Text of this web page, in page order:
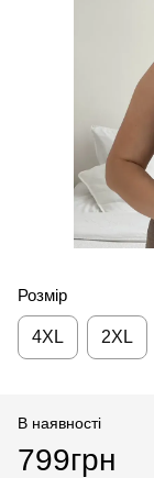
Розмір
4XL 2XL
В наявності
799грн